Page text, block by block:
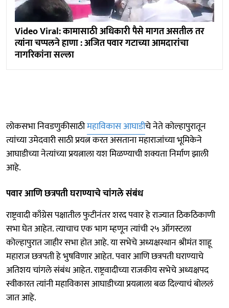
Video Viral: कामासाठी अधिकारी पैसे मागत असतील तर
त्यांना चप्पलने हाणा : अजित पवार गटाच्या आमदारांचा
नागरिकांना सल्ला
लोकसभा निवडणुकीसाठीमहाविकास आघाडीचे नेते कोल्हापुरातून
त्यांच्या उमेदवारी साठी प्रयत्न करत असताना महाराजांच्या भूमिकेने
आघाडीच्या नेत्यांच्या प्रयत्नाला यश मिळण्याची शक्यता निर्माण झाली
आहे.
पवार आणि छत्रपती घराण्याचे चांगले संबंध
राष्ट्रवादी काँग्रेस पक्षातील फुटीनंतर शरद पवार हे राज्यात ठिकठिकाणी
सभा घेत आहेत. त्याचाच एक भाग म्हणून त्यांची २५ ऑगस्टला
कोल्हापुरात जाहीर सभा होत आहे. या सभेचे अध्यक्षस्थान श्रीमंत शाहू
महाराज छत्रपती हे भुषविणार आहेत. पवार आणि छत्रपती घराण्याचे
अतिशय चांगले संबंध आहेत. राष्ट्रवादीच्या राजकीय सभेचे अध्यक्षपद
स्वीकारत त्यांनी महाविकास आघाडीच्या प्रयत्नाला बळ दिल्याचं बोललं
जात आहे.